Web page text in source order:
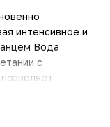
интенсивное и
Вода
с
92%